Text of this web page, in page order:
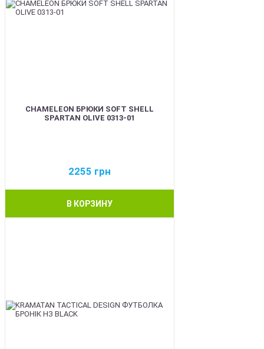
CHAMELEON БРЮКИ SOFT SHELL
SPARTAN OLIVE 0313-01
2255 грн
В КОРЗИНУ